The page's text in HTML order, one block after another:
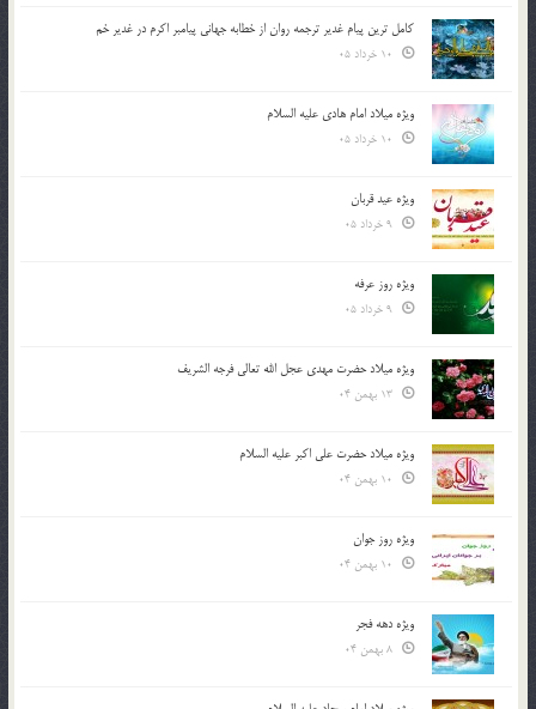
کامل ترین پیام غدیر ترجمه روان از خطابه جهانی پیامبر اکرم در غدیر خم
ویژه میلاد امام هادی علیه السلام
ویژه عید قربان
ویژه روز عرفه
ویژه میلاد حضرت مهدی عجل الله تعالی فرجه الشريف
ویژه میلاد حضرت علی اکبر علیه السلام
ویژه روز جوان
ویژه دهه فجر